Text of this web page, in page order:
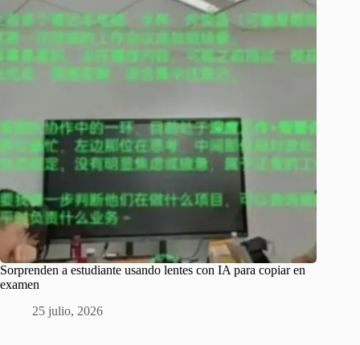
Sorprenden a estudiante usando lentes con IA para copiar en
examen
25 julio, 2026